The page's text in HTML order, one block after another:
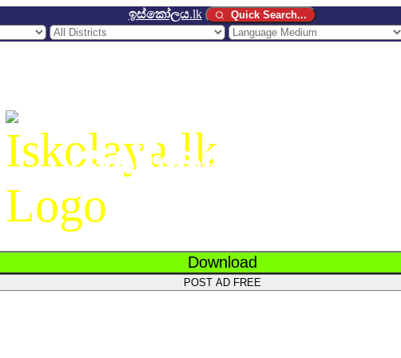
ඉස්කෝලය.lk Quick Search...
ඉස්කෝලය
Download
POST AD FREE